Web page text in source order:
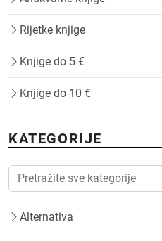
Rijetke knjige
Knjige do 5 €
Knjige do 10 €
KATEGORIJE
Alternativa